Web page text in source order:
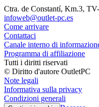
Ctra. de Constantí, Km.3,
infoweb@outlet-pc.es
Come arrivare
Contattaci
Canale interno di
Programma di affiliazione
Tutti i diritti riservati
© Diritto d'autore OutletPC
Note legali
Informativa sulla privacy
Condizioni generali